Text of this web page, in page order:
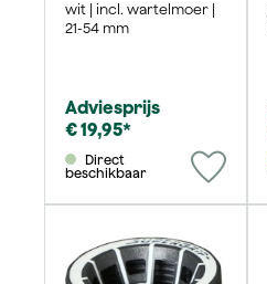
wit | incl. wartelmoer |
21-54 mm
Adviesprijs
€ 19,95*
beschikbaar